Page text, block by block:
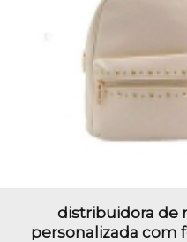
distribuidora de
personalizada com